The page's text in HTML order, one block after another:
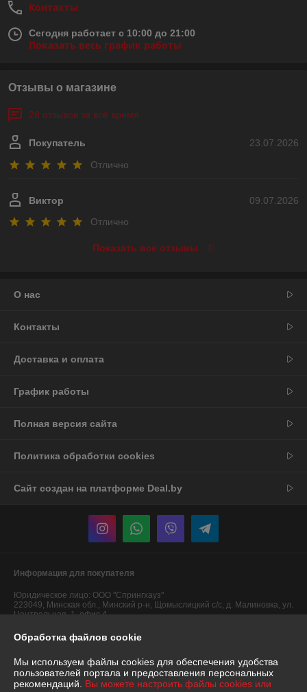
Контакты
Сегодня работает с 10:00 до 21:00
Показать весь график работы
Отзывы о магазине
28 отзывов за всё время
23.07.2026
Покупатель
Отлично
09.07.2026
Виктор
Отлично
Показать все отзывы
О нас
Контакты
Доставка и оплата
График работы
Полная версия сайта
Политика обработки cookies
Сайт создан на платформе Deal.by
Информация для покупателя
Юридическое лицо: ООО "Спрингхауз"
223049, Минская обл., Минский р-н, Щомыслицкий с/с, д. Малиновка, ул.
Центральная, 1, офис 4
Регистрационный номер ЕГР: 691775699
УНП: 691775699
Регистрационный орган: Минский районный исполком
Обработка файлов cookie
Мы используем файлы cookies для обеспечения удобства
пользователей портала и предоставления персональных
рекомендаций. Вы можете настроить файлы cookies или